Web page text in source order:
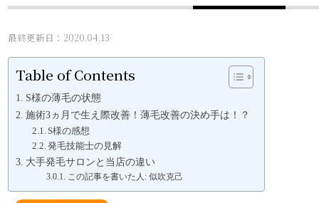
最終更新日：2020.04.13
Table of Contents
S様の薄毛の状態
施術3ヵ月で生え際改善！薄毛改善の決め手は！？
S様の感想
発毛技能士の見解
大手発毛サロンと当店の違い
この記事を書いた人: 似吹克己